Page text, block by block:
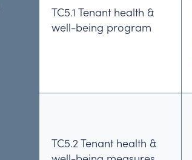
TC5.1 Tenant health &
well-being program
TC5.2 Tenant health &